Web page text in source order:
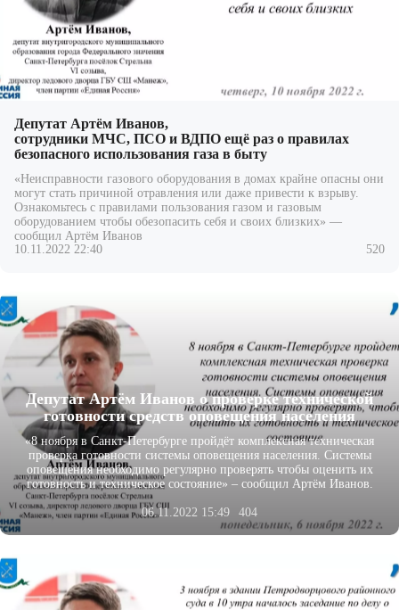
Депутат Артём Иванов,
сотрудники МЧС, ПСО и ВДПО ещё раз о правилах
безопасного использования газа в быту
«Неисправности газового оборудования в домах крайне опасны они
могут стать причиной отравления или даже привести к взрыву.
Ознакомьтесь с правилами пользования газом и газовым
оборудованием чтобыобезопасить себя и своих близких» —
сообщил Артём Иванов
10.11.2022 22:40
520
Депутат Артём Иванов о проверке технической
готовности средств оповещения населения
«8 ноября в Санкт-Петербурге пройдёт комплексная техническая
проверка готовности системы оповещения населения. Системы
оповещения необходимо регулярно проверять чтобы оценить их
готовность и техническоесостояние» – сообщил Артём Иванов.
06.11.2022 15:49 404